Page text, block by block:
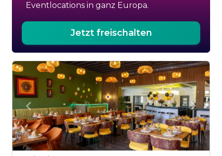
Eventlocations in ganz Europa.
Jetzt freischalten